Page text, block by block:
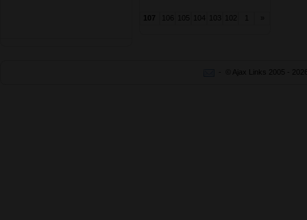
107 105 104 103
- © Ajax Links 2005 -